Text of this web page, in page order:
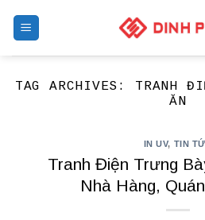
TAG ARCHIVES: TRANH
ĂN
IN UV, TIN
Tranh Điện Trưng
Nhà Hàng,